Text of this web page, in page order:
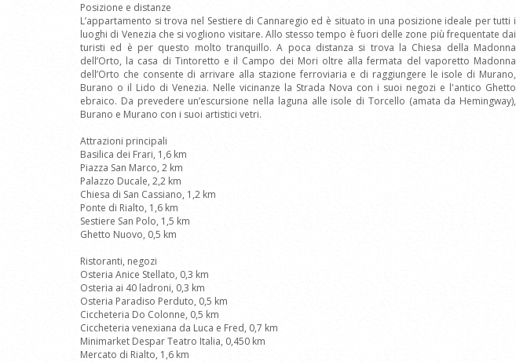
Posizione e distanze
L’appartamento si trova nel Sestiere di Cannaregio ed è situato in una posizione ideale per tutti i
luoghi di Venezia che si vogliono visitare. Allo stesso tempo è fuori delle zone più frequentate dai
turisti ed è per questo molto tranquillo. A poca distanza si trova la Chiesa della Madonna
dell’Orto, la casa di Tintoretto e il Campo dei Mori oltre alla fermata del vaporetto Madonna
dell’Orto che consente di arrivare alla stazione ferroviaria e di raggiungere le isole di Murano,
Burano o il Lido di Venezia. Nelle vicinanze la Strada Nova con i suoi negozi e l'antico Ghetto
ebraico. Da prevedere un’escursione nella laguna alle isole di Torcello (amata da Hemingway),
Burano e Murano con i suoi artistici vetri.
Attrazioni principali
Basilica dei Frari, 1,6 km
Piazza San Marco, 2 km
Palazzo Ducale, 2,2 km
Chiesa di San Cassiano, 1,2 km
Ponte di Rialto, 1,6 km
Sestiere San Polo, 1,5 km
Ghetto Nuovo, 0,5 km
Ristoranti, negozi
Osteria Anice Stellato, 0,3 km
Osteria ai 40 ladroni, 0,3 km
Osteria Paradiso Perduto, 0,5 km
Ciccheteria Do Colonne, 0,5 km
Ciccheteria venexiana da Luca e Fred, 0,7 km
Minimarket Despar Teatro Italia, 0,450 km
Mercato di Rialto, 1,6 km